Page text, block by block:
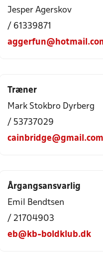
Jesper Agerskov
/ 61339871
Træner
Mark Stokbro Dyrberg
/ 53737029
cainbridge@gmail.com
Årgangsansvarlig
Emil Bendtsen
/ 21704903
eb@kb-boldklub.dk